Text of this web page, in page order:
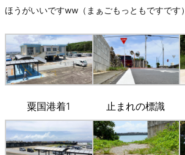
ほうがいいですww（まぁごもっともですです）
粟国港着1 止まれの標識